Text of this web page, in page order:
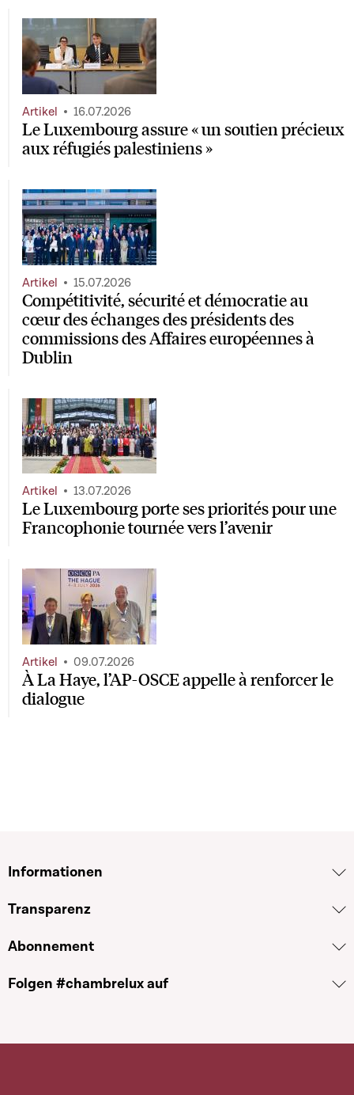
Le Luxembourg assure « un soutien précieux
aux réfugiés palestiniens »
Artikel 16.07.2026
Compétitivité, sécurité et démocratie au
cœur des échanges des présidents des
commissions des Affaires européennes à
Dublin
Artikel 15.07.2026
Le Luxembourg porte ses priorités pour une
Francophonie tournée vers l’avenir
Artikel 13.07.2026
À La Haye, l’AP-OSCE appelle à renforcer le
dialogue
Artikel 09.07.2026
Informationen
Transparenz
Abonnement
Folgen #chambrelux auf